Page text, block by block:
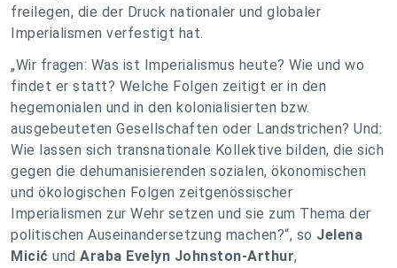
freilegen, die der Druck nationaler und globaler
Imperialismen verfestigt hat.
„Wir fragen: Was ist Imperialismus heute? Wie und wo
findet er statt? Welche Folgen zeitigt er in den
hegemonialen und in den kolonialisierten bzw.
ausgebeuteten Gesellschaften oder Landstrichen? Und:
Wie lassen sich transnationale Kollektive bilden, die sich
gegen die dehumanisierenden sozialen, ökonomischen
und ökologischen Folgen zeitgenössischer
Imperialismen zur Wehr setzen und sie zum Thema der
politischen Auseinandersetzung machen?“, so Jelena
Micić und Araba Evelyn Johnston-Arthur,